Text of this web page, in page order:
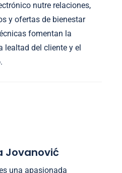
nutre relaciones,
y ofertas de bienestar
fomentan la
lealtad del cliente y el
Jovanović
una apasionada